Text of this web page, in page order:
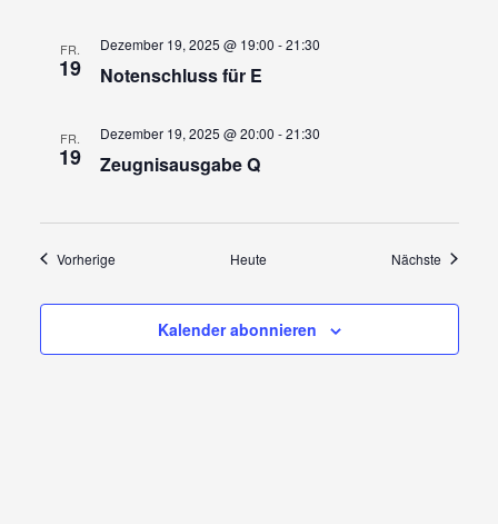
FR.
19 Notenschluss für E
Dezember 19, 2025 @ 19:00 -21:30
FR.
19 Zeugnisausgabe Q
Dezember 19, 2025 @ 20:00 -21:30
VorherigeVeranstaltungen Heute Nächste
Kalender abonnieren